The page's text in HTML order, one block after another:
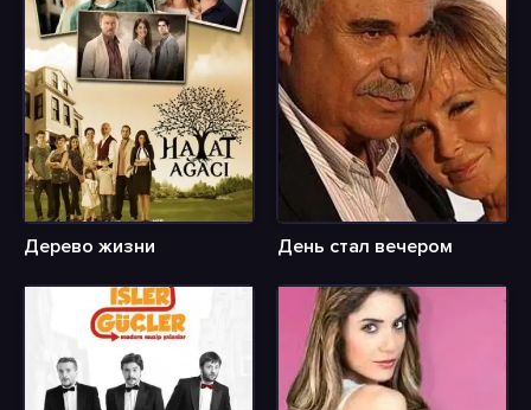
Дерево жизни День стал вечером